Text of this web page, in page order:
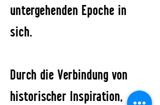
untergehenden Epoche in
sich.
Durch die Verbindung von
historischer Inspiration,